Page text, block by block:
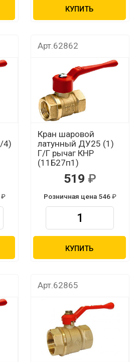
КУПИТЬ
4)
Арт.62862
Кран шаровой
латунный ДУ25 (1)
Г/Г рычаг КНР
(11Б27п1)
519
Розничная цена 546
КУПИТЬ
Арт.62865